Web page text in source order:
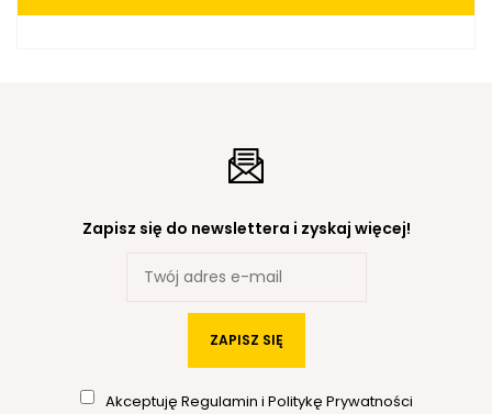
Zapisz się do newslettera i zyskaj więcej!
ZAPISZ SIĘ
Akceptuję Regulamin i Politykę Prywatności